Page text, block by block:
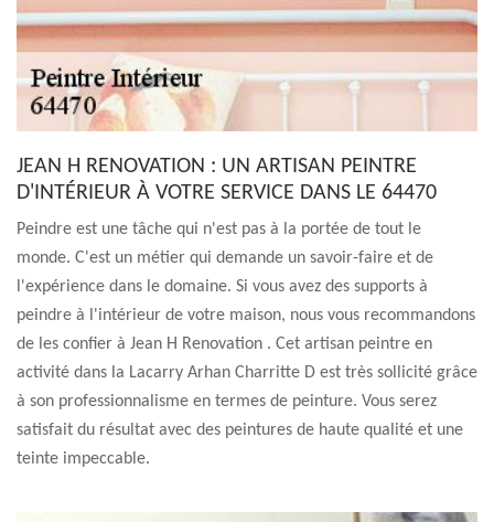
JEAN H RENOVATION : UN ARTISAN PEINTRE
D'INTÉRIEUR À VOTRE SERVICE DANS LE 64470
Peindre est une tâche qui n'est pas à la portée de tout le
monde. C'est un métier qui demande un savoir-faire et de
l'expérience dans le domaine. Si vous avez des supports à
peindre à l'intérieur de votre maison, nous vous recommandons
de les confier à Jean H Renovation . Cet artisan peintre en
activité dans la Lacarry Arhan Charritte D est très sollicité grâce
à son professionnalisme en termes de peinture. Vous serez
satisfait du résultat avec des peintures de haute qualité et une
teinte impeccable.